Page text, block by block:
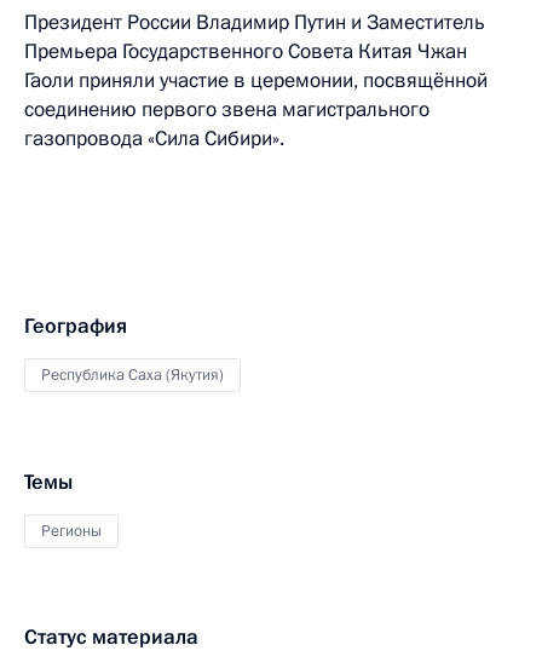
Президент России Владимир Путин и Заместитель
Премьера Государственного Совета Китая Чжан
Гаоли приняли участие в церемонии, посвящённой
соединению первого звена магистрального
газопровода «Сила Сибири».
География
Республика Саха (Якутия)
Темы
Регионы
Статус материала